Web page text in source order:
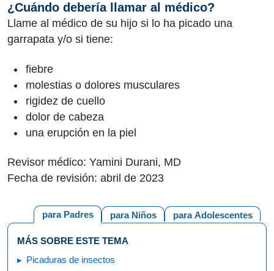
¿Cuándo debería llamar al médico?
Llame al médico de su hijo si lo ha picado una
garrapata y/o si tiene:
fiebre
molestias o dolores musculares
rigidez de cuello
dolor de cabeza
una erupción en la piel
Revisor médico: Yamini Durani, MD
Fecha de revisión: abril de 2023
para Adolescentes
para Niños
para Padres
MÁS SOBRE ESTE TEMA
Picaduras de insectos